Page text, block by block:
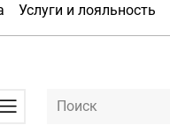
Услуги и лояльность